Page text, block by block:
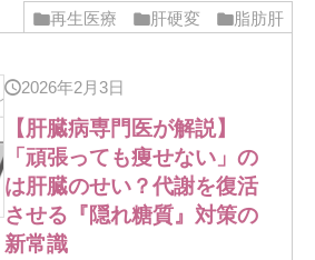
再生医療 肝硬変 脂肪肝
2026年2月3日
【肝臓病専門医が解説】
「頑張っても痩せない」の
は肝臓のせい？代謝を復活
させる『隠れ糖質』対策の
新常識